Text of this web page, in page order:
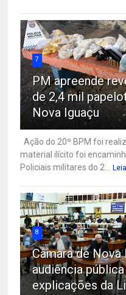
7
PM apreende
de 2,4 mil
Nova Iguaçu
Ação do 20º BPM foi
material ilícito foi
Policiais militares do 2...
8
Câmara de
audiência
explicações da